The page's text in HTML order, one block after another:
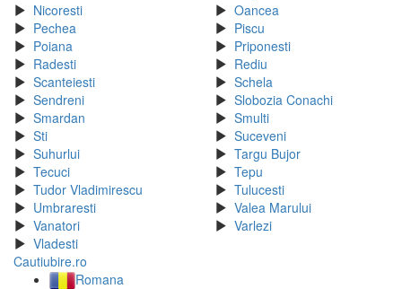
Nicoresti
Oancea
Pechea
Piscu
Poiana
Priponesti
Radesti
Rediu
Scanteiesti
Schela
Sendreni
Slobozia Conachi
Smardan
Smulti
Sti
Suceveni
Suhurlui
Targu Bujor
Tecuci
Tepu
Tudor Vladimirescu
Tulucesti
Umbraresti
Valea Marului
Vanatori
Varlezi
Vladesti
Cautiubire.ro
Romana